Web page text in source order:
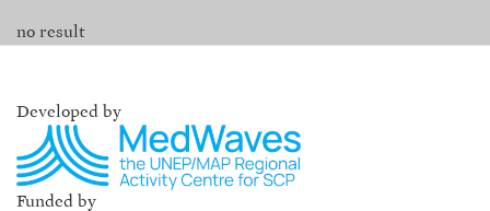
no result
Developed by
Funded by